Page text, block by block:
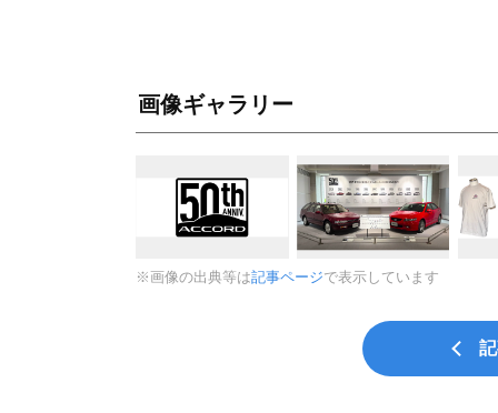
画像ギャラリー
※画像の出典等は記事ページで表示しています